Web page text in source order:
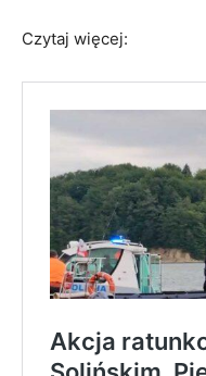
Czytaj więcej: